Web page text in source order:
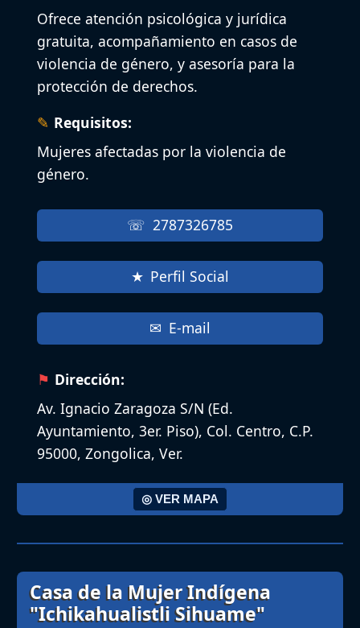
Ofrece atención psicológica y jurídica
gratuita, acompañamiento en casos de
violencia de género, y asesoría para la
protección de derechos.
Requisitos:
Mujeres afectadas por la violencia de
género.
2787326785
Perfil Social
E-mail
Dirección:
Av. Ignacio Zaragoza S/N (Ed.
Ayuntamiento, 3er. Piso), Col. Centro, C.P.
95000, Zongolica, Ver.
◎ VER MAPA
Casa de la Mujer Indígena
"Ichikahualistli Sihuame"